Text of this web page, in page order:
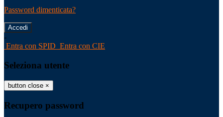
Password dimenticata?
-
Entra con SPID Entra con CIE
Seleziona utente
button close ×
Recupero password